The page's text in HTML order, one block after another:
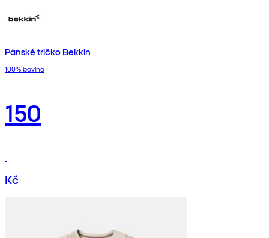
Pánské tričko Bekkin
100% bavlna
150
Kč